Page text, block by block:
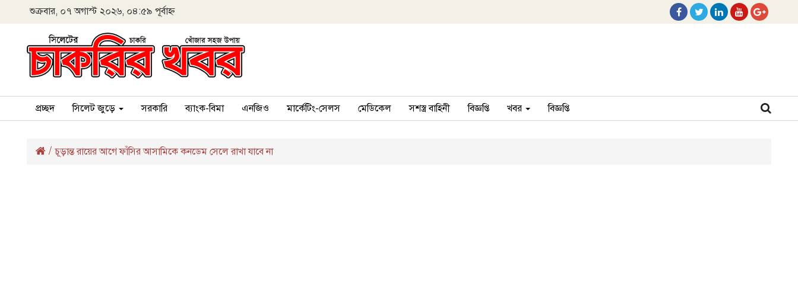
শুক্রবার, ০৭ অগাস্ট ২০২৬, ০৪:৫৯ পূর্বাহ্ন
প্রচ্ছদ সিলেট জুড়ে সরকারি ব্যাংক-বিমা এনজিও মার্কেটিং-সেলস মেডিকেল সশস্ত্র বাহিনী বিজ্ঞপ্তি খবর বিজ্ঞপ্তি
/ চূড়ান্ত রায়ের আগে ফাঁসির আসামিকে কনডেম সেলে রাখা যাবে না